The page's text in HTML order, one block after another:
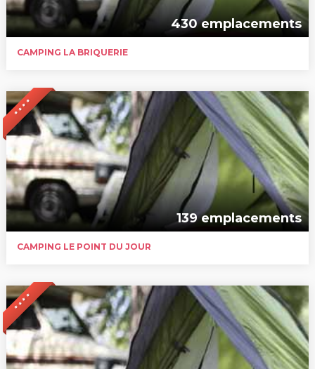
430 emplacements
CAMPING LA BRIQUERIE
* * * *
139 emplacements
CAMPING LE POINT DU JOUR
* * * *